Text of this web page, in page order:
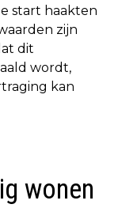
start haakten
zijn
dit
wordt,
kan
wonen